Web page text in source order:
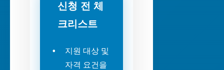
신청 전 체
크리스트
지원 대상 및
자격 요건을